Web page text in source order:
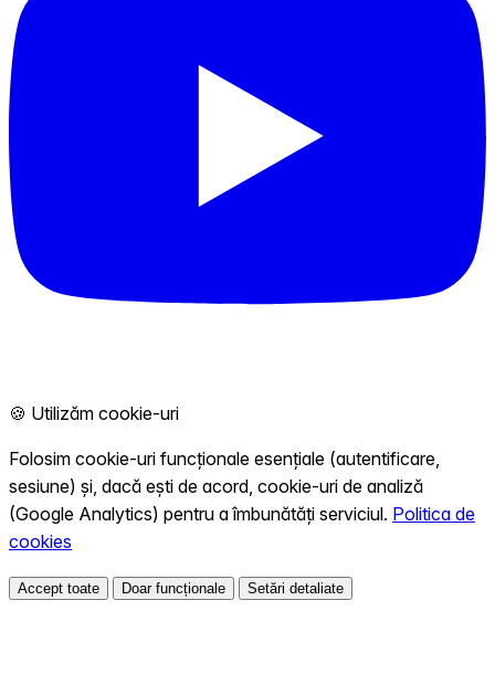
🍪 Utilizăm cookie-uri
Folosim cookie-uri funcționale esențiale (autentificare,
sesiune) și, dacă ești de acord, cookie-uri de analiză
(Google Analytics) pentru a îmbunătăți serviciul. Politica de
cookies
Accept toate Doar funcționale Setări detaliate